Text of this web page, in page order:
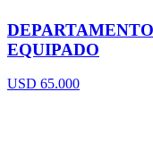
EQUIPADO
USD 65.000